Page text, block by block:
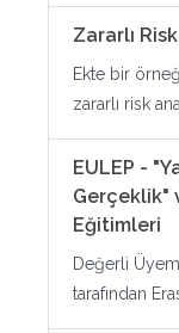
Zararlı
Ekte bir
zararlı risk
EULEP -
Gerçeklik"
Eğitimleri
Değerli
tarafından